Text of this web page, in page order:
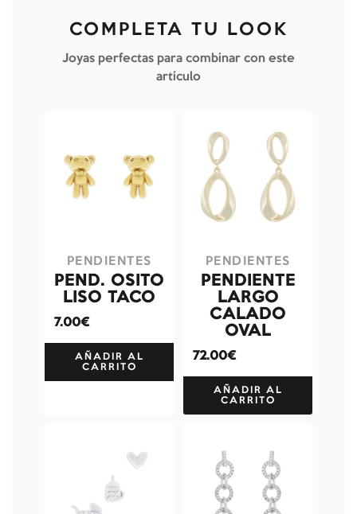
COMPLETA TU LOOK
Joyas perfectas para combinar con este
artículo
PENDIENTES
PEND. OSITO
LISO TACO
7.00€
AÑADIR AL
CARRITO
PENDIENTES
PENDIENTE
LARGO
CALADO
OVAL
72.00€
AÑADIR AL
CARRITO